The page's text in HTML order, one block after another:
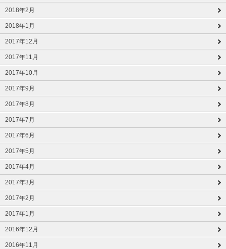
2018年2月
2018年1月
2017年12月
2017年11月
2017年10月
2017年9月
2017年8月
2017年7月
2017年6月
2017年5月
2017年4月
2017年3月
2017年2月
2017年1月
2016年12月
2016年11月